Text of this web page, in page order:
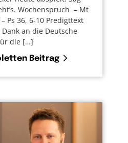
Wochenspruch – Mt
Ps 36, 6-10 Predigttext
an die Deutsche
die […]
Beitrag